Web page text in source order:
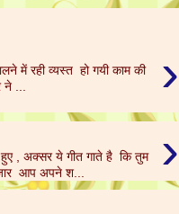
›
में रही व्यस्त हो गयी काम की
...
›
, अक्सर ये गीत गाते है कि तुम
आप अपने श...